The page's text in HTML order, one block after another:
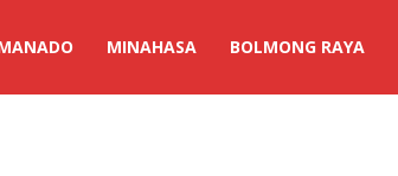
MINAHASA BOLMONG RAYA